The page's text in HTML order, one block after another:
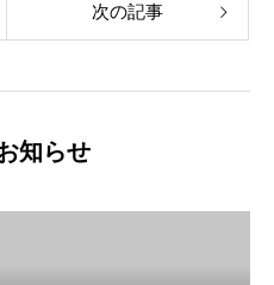
次の記事
知らせ